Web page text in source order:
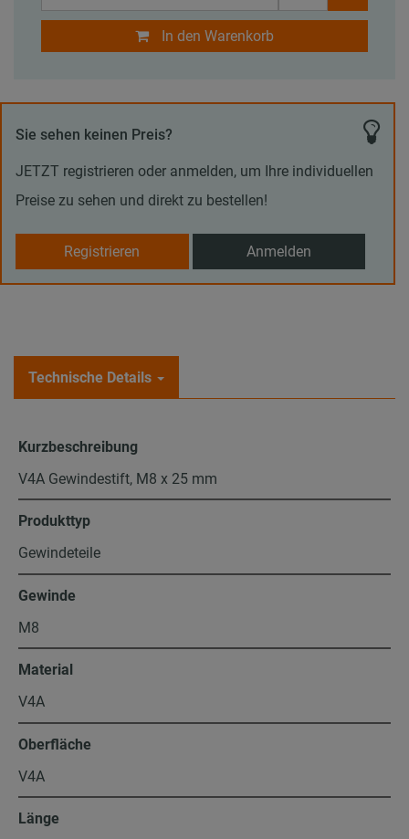
In den Warenkorb
Sie sehen keinen Preis?
JETZT registrieren oder anmelden, um Ihre individuellen
Preise zu sehen und direkt zu bestellen!
Registrieren Anmelden
Technische Details
Kurzbeschreibung
V4A Gewindestift, M8 x 25 mm
Produkttyp
Gewindeteile
Gewinde
M8
Material
V4A
Oberfläche
V4A
Länge